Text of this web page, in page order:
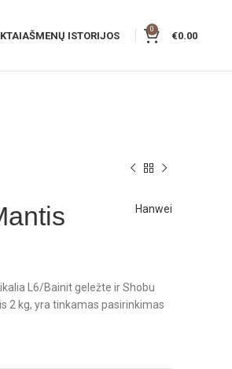
AŠMENŲ ISTORIJOS
0
€0.00
Hanwei
L6/Bainit geležte ir Shobu
2 kg, yra tinkamas pasirinkimas